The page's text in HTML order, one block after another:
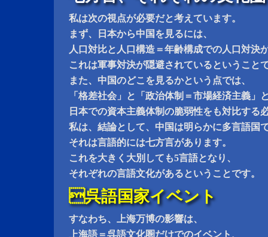
私は次の視点が必要だと考えています。
まず、日本から中国を見るには、
人口対比と人口構造＝年齢構成での人口対決
これは軍事対決が隠避されているということ
また、中国のどこを見るかという点では、
「格差社会」と「政治体制＝市場経済主義」
日本での資本主義体制の脆弱性をも対比する
私は、結論として、中国は明らかに多言語国
それは言語的には七方言があります。
これを大きく大別しても5言語となり、
それぞれの言語文化があるということです。
呉語国家イベント
すなわち、上海万博の影響は、
上海語＝呉語文化圏だけでのイベント、